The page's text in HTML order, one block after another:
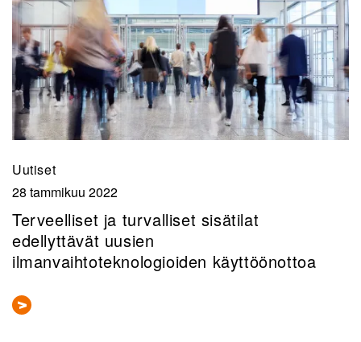
Uutiset
28 tammikuu 2022
Terveelliset ja turvalliset sisätilat
edellyttävät uusien
ilmanvaihtoteknologioiden käyttöönottoa